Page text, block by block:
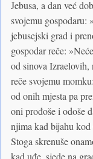
Jebusa, a dan već
svojemu gospodaru:
jebusejski grad i
gospodar reče:
od sinova Izraelovih,
reče svojemu
od onih mjesta pa
oni prođoše i odoše
njima kad bijahu
Stoga skrenuše
kad uđe, sjede na